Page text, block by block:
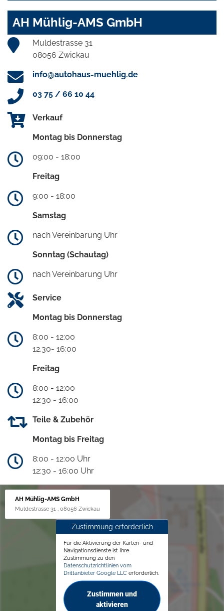
AH Mühlig-AMS GmbH
Muldestrasse 31
08056 Zwickau
info@autohaus-muehlig.de
03 75 / 66 10 44
Verkauf
Montag bis Donnerstag
09:00 - 18:00
Freitag
9:00 - 18:00
Samstag
nach Vereinbarung Uhr
Sonntag (Schautag)
nach Vereinbarung Uhr
Service
Montag bis Donnerstag
8:00 - 12:00
12.30- 16:00
Freitag
8:00 - 12:00
12:30 - 16:00
Teile & Zubehör
Montag bis Freitag
8:00 - 12:00 Uhr
12:30 - 16:00 Uhr
AH Mühlig-AMS GmbH
Muldestrasse 31 , 08056 Zwickau
Zustimmung erforderlich
Für die Aktivierung der Karten- und
Navigationsdienste ist Ihre
Zustimmung zu den
Datenschutzrichtlinien vom
Drittanbieter Google LLC erforderlich.
Zustimmen und
aktivieren